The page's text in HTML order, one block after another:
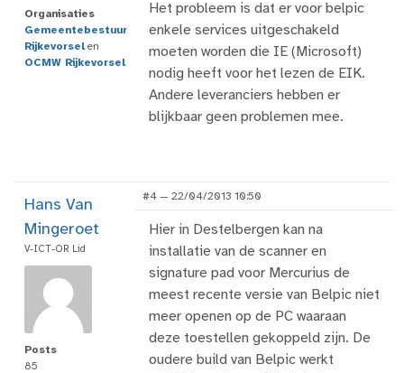
Organisaties
Gemeentebestuur
Rijkevorselen
OCMW Rijkevorsel
Het probleem is dat er voor belpic
enkele services uitgeschakeld
moeten worden die IE (Microsoft)
nodig heeft voor het lezen de EIK.
Andere leveranciers hebben er
blijkbaar geen problemen mee.
Hans Van
Mingeroet
V-ICT-OR Lid
Posts
85
#4 — 22/04/2013 10:50
Hier in Destelbergen kan na
installatie van de scanner en
signature pad voor Mercurius de
meest recente versie van Belpic niet
meer openen op de PC waaraan
deze toestellen gekoppeld zijn. De
oudere build van Belpic werkt